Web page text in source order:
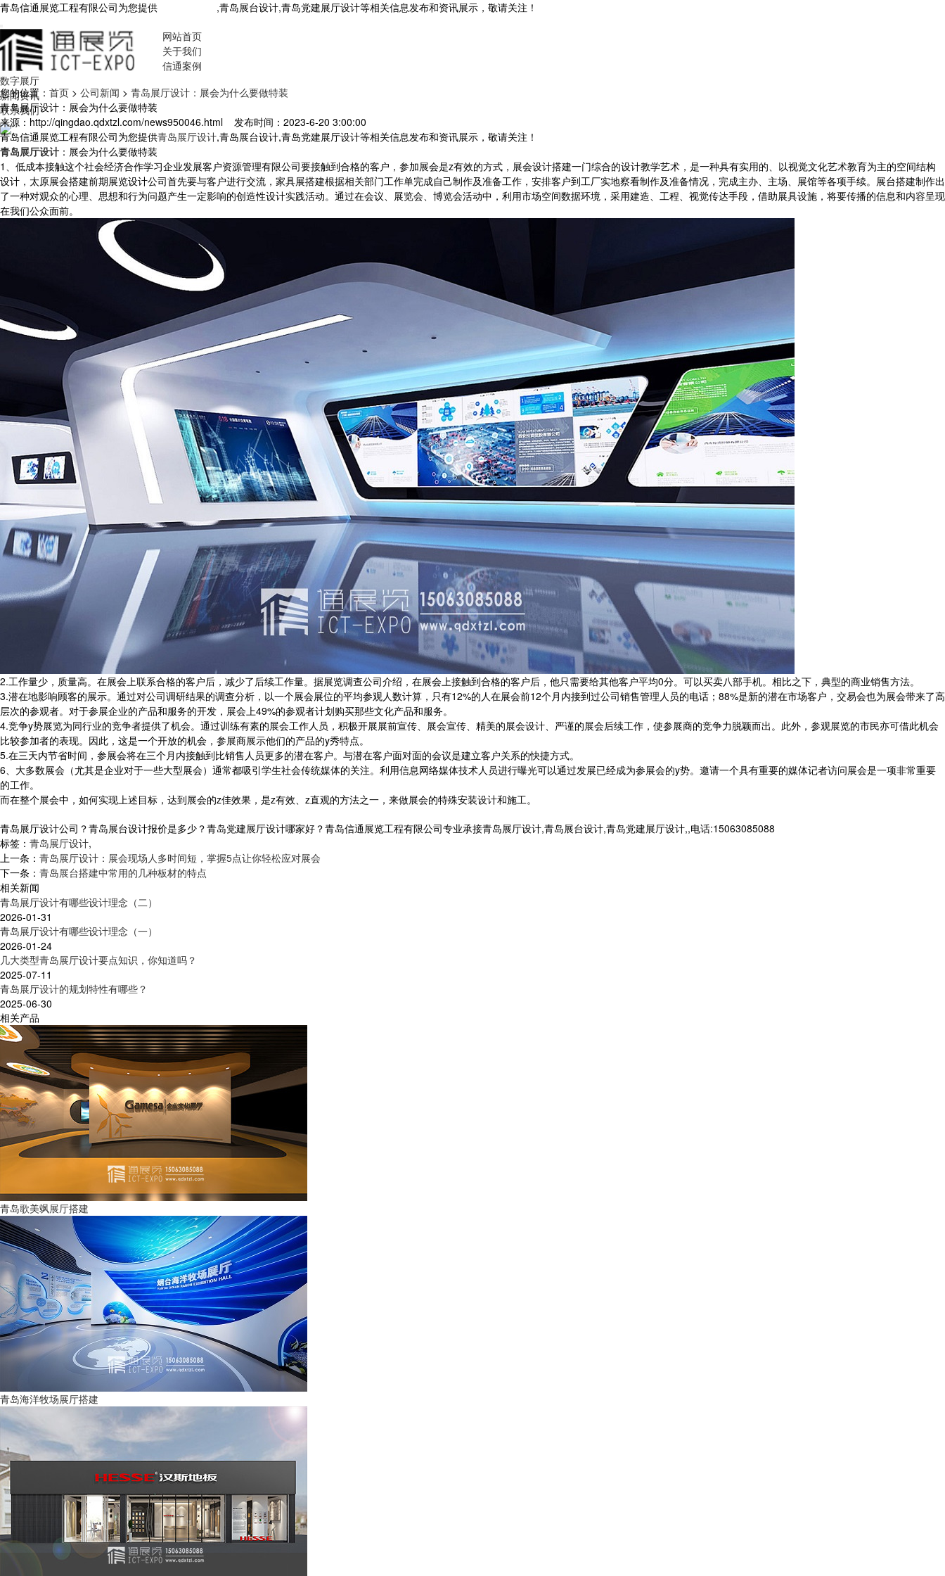
青岛信通展览工程有限公司为您提供 ,青岛展台设计,青岛党建展厅设计等相关信息发布和资讯展示，敬请关注！
网站首页
关于我们
信通案例
数字展厅
新闻资讯
联系我们
您的位置： 首页 > 公司新闻 > 青岛展厅设计：展会为什么要做特装
青岛展厅设计：展会为什么要做特装
来源：http://qingdao.qdxtzl.com/news950046.html 发布时间：2023-6-20 3:00:00
青岛信通展览工程有限公司为您提供青岛展厅设计,青岛展台设计,青岛党建展厅设计等相关信息发布和资讯展示，敬请关注！
青岛展厅设计 ：展会为什么要做特装
1、低成本接触这个社会经济合作学习企业发展客户资源管理有限公司要接触到合格的客户，参加展会是z有效的方式，展会设计搭建一门综合的设计教学艺术，是一种具有实用的、以视觉文化艺术教育为主的空间结构
设计，太原展会搭建前期展览设计公司首先要与客户进行交流，家具展搭建根据相关部门工作单完成自己制作及准备工作，安排客户到工厂实地察看制作及准备情况，完成主办、主场、展馆等各项手续。展台搭建制作出
了一种对观众的心理、思想和行为问题产生一定影响的创造性设计实践活动。通过在会议、展览会、博览会活动中，利用市场空间数据环境，采用建造、工程、视觉传达手段，借助展具设施，将要传播的信息和内容呈现
在我们公众面前。
2.工作量少，质量高。在展会上联系合格的客户后，减少了后续工作量。据展览调查公司介绍，在展会上接触到合格的客户后，他只需要给其他客户平均0分。可以买卖八部手机。相比之下，典型的商业销售方法。
3.潜在地影响顾客的展示。通过对公司调研结果的调查分析，以一个展会展位的平均参观人数计算，只有12%的人在展会前12个月内接到过公司销售管理人员的电话；88%是新的潜在市场客户，交易会也为展会带来了高
层次的参观者。对于参展企业的产品和服务的开发，展会上49%的参观者计划购买那些文化产品和服务。
4.竞争y势展览为同行业的竞争者提供了机会。通过训练有素的展会工作人员，积极开展展前宣传、展会宣传、精美的展会设计、严谨的展会后续工作，使参展商的竞争力脱颖而出。此外，参观展览的市民亦可借此机会
比较参加者的表现。因此，这是一个开放的机会，参展商展示他们的产品的y秀特点。
5.在三天内节省时间，参展会将在三个月内接触到比销售人员更多的潜在客户。与潜在客户面对面的会议是建立客户关系的快捷方式。
6、大多数展会（尤其是企业对于一些大型展会）通常都吸引学生社会传统媒体的关注。利用信息网络媒体技术人员进行曝光可以通过发展已经成为参展会的y势。邀请一个具有重要的媒体记者访问展会是一项非常重要
的工作。
而在整个展会中，如何实现上述目标，达到展会的z佳效果，是z有效、z直观的方法之一，来做展会的特殊安装设计和施工。
青岛展厅设计公司？青岛展台设计报价是多少？青岛党建展厅设计哪家好？青岛信通展览工程有限公司专业承接青岛展厅设计,青岛展台设计,青岛党建展厅设计,,电话:15063085088
标签： 青岛展厅设计,
上一条： 青岛展厅设计：展会现场人多时间短，掌握5点让你轻松应对展会
下一条： 青岛展台搭建中常用的几种板材的特点
相关新闻
青岛展厅设计有哪些设计理念（二）
2026-01-31
青岛展厅设计有哪些设计理念（一）
2026-01-24
几大类型青岛展厅设计要点知识，你知道吗？
2025-07-11
青岛展厅设计的规划特性有哪些？
2025-06-30
相关产品
青岛歌美飒展厅搭建
青岛海洋牧场展厅搭建